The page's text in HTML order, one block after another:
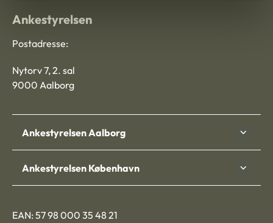
Ankestyrelsen
Postadresse:
Nytorv 7, 2. sal
9000 Aalborg
Ankestyrelsen Aalborg
Ankestyrelsen København
EAN: 57 98 000 35 48 21